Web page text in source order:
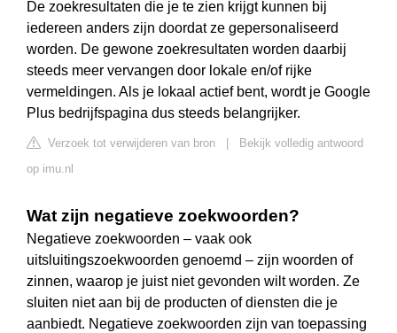
De zoekresultaten die je te zien krijgt kunnen bij
iedereen anders zijn doordat ze gepersonaliseerd
worden. De gewone zoekresultaten worden daarbij
steeds meer vervangen door lokale en/of rijke
vermeldingen. Als je lokaal actief bent, wordt je Google
Plus bedrijfspagina dus steeds belangrijker.
Verzoek tot verwijderen van bron
Bekijk volledig antwoord
op imu.nl
Wat zijn negatieve zoekwoorden?
Negatieve zoekwoorden – vaak ook
uitsluitingszoekwoorden genoemd – zijn woorden of
zinnen, waarop je juist niet gevonden wilt worden. Ze
sluiten niet aan bij de producten of diensten die je
aanbiedt. Negatieve zoekwoorden zijn van toepassing